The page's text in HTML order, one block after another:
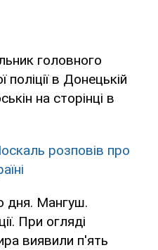
головного
поліції в Донецькій
на сторінці в
розповів про
дня. Мангуш.
При огляді
виявили п'ять